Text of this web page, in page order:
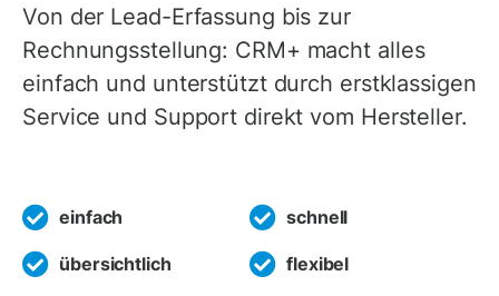
Von der Lead-Erfassung bis zur
Rechnungsstellung: CRM+ macht alles
einfach und unterstützt durch erstklassigen
Service und Support direkt vom Hersteller.
einfach schnell
übersichtlich flexibel